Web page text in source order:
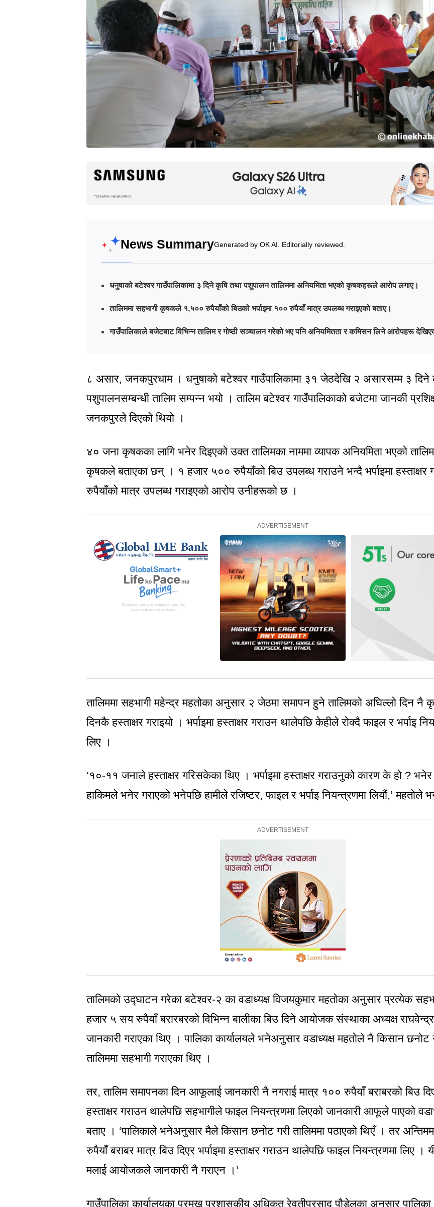
News SummaryGenerated by OK AI. Editorially reviewed.
धनुषाको बटेश्वर गाउँपालिकामा ३ दिने कृषि तथा पशुपालन तालिममा अनियमिता भएको कृषकहरूले आरोप लगाए।
तालिममा सहभागी कृषकले १,५०० रुपैयाँको बिउको भर्पाइमा १०० रुपैयाँ मात्र उपलब्ध गराइएको बताए।
गाउँपालिकाले बजेटबाट विभिन्न तालिम र गोष्ठी सञ्चालन गरेको भए पनि अनियमितता र कमिसन लिने आरोपहरू
८ असार, जनकपुरधाम । धनुषाको बटेश्वर गाउँपालिकामा ३१ जेठदेखि २ असारसम्म ३ दिने
पशुपालनसम्बन्धी तालिम सम्पन्न भयो । तालिम बटेश्वर गाउँपालिकाको बजेटमा जानकी
जनकपुरले दिएको थियो ।
४० जना कृषकका लागि भनेर दिइएको उक्त तालिमका नाममा व्यापक अनियमिता भएको
कृषकले बताएका छन् । १ हजार ५०० रुपैयाँको बिउ उपलब्ध गराउने भन्दै भर्पाइमा हस्ताक्षर
रुपैयाँको मात्र उपलब्ध गराइएको आरोप उनीहरूको छ ।
तालिममा सहभागी महेन्द्र महतोका अनुसार २ जेठमा समापन हुने तालिमको अघिल्लो दिन नै
दिनकै हस्ताक्षर गराइयो । भर्पाइमा हस्ताक्षर गराउन थालेपछि केहीले रोक्दै फाइल र भर्पाइ
लिए ।
‘१०-११ जनाले हस्ताक्षर गरिसकेका थिए । भर्पाइमा हस्ताक्षर गराउनुको कारण के हो ? भनेर
हाकिमले भनेर गराएको भनेपछि हामीले रजिष्टर, फाइल र भर्पाइ नियन्त्रणमा लियौं,’ महतोले
तालिमको उद्घाटन गरेका बटेश्वर-२ का वडाध्यक्ष विजयकुमार महतोका अनुसार प्रत्येक
हजार ५ सय रुपैयाँ बरारबरको विभिन्न बालीका बिउ दिने आयोजक संस्थाका अध्यक्ष
जानकारी गराएका थिए । पालिका कार्यालयले भनेअनुसार वडाध्यक्ष महतोले नै किसान छनोट
तालिममा सहभागी गराएका थिए ।
तर, तालिम समापनका दिन आफूलाई जानकारी नै नगराई मात्र १०० रुपैयाँ बराबरको बिउ
हस्ताक्षर गराउन थालेपछि सहभागीले फाइल नियन्त्रणमा लिएको जानकारी आफूले पाएको
बताए । ‘पालिकाले भनेअनुसार मैले किसान छनोट गरी तालिममा पठाएको थिएँ । तर
रुपैयाँ बराबर मात्र बिउ दिएर भर्पाइमा हस्ताक्षर गराउन थालेपछि फाइल नियन्त्रणमा लिए ।
मलाई आयोजकले जानकारी नै गराएन ।’
गाउँपालिका कार्यालयका प्रमुख प्रशासकीय अधिकृत रेवतीप्रसाद पौडेलका अनुसार पालिका